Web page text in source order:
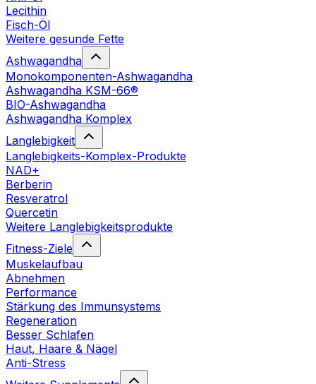
Lecithin
Fisch-Öl
Weitere gesunde Fette
Ashwagandha
Monokomponenten-Ashwagandha
Ashwagandha KSM-66®
BIO-Ashwagandha
Ashwagandha Komplex
Langlebigkeit
Langlebigkeits-Komplex-Produkte
NAD+
Berberin
Resveratrol
Quercetin
Weitere Langlebigkeitsprodukte
Fitness-Ziele
Muskelaufbau
Abnehmen
Performance
Stärkung des Immunsystems
Regeneration
Besser Schlafen
Haut, Haare & Nägel
Anti-Stress